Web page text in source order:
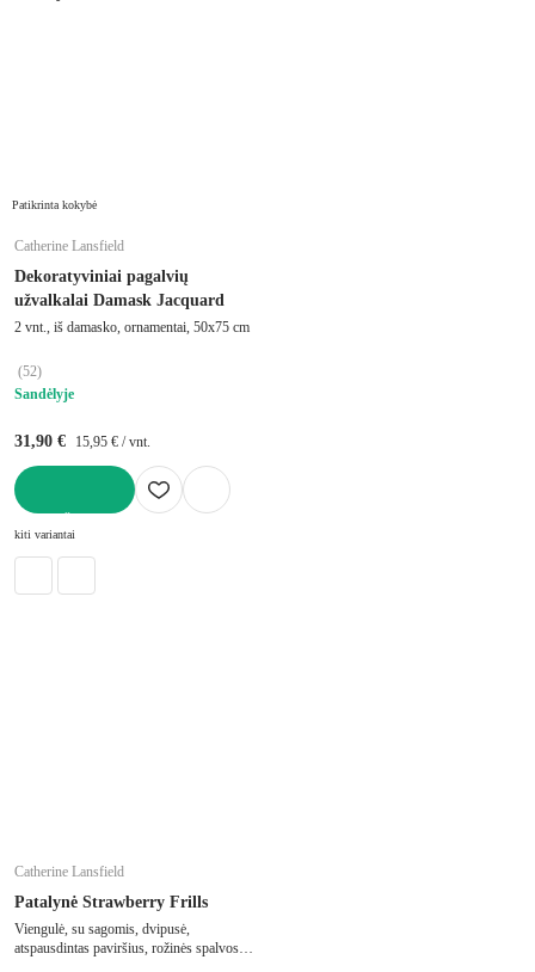
Patikrinta kokybė
Catherine Lansfield
Dekoratyviniai pagalvių
užvalkalai Damask Jacquard
2 vnt., iš damasko, ornamentai, 50x75 cm
(52)
Sandėlyje
31,90 € 15,95 € / vnt.
kiti variantai
Catherine Lansfield
Patalynė Strawberry Frills
Viengulė, su sagomis, dvipusė,
atspausdintas paviršius, rožinės spalvos,